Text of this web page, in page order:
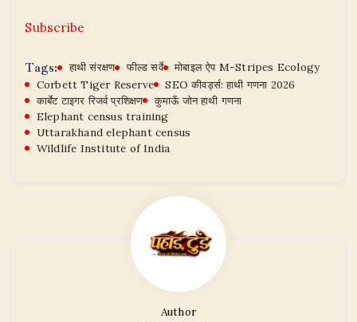
Subscribe
Tags: हाथी संरक्षण फील्ड सर्वे
मोबाइल ऐप M-Stripes Ecology
Corbett Tiger Reserve
SEO कीवर्ड्स: हाथी गणना 2026
कार्बेट टाइगर रिजर्व प्रशिक्षण
कुमाऊँ जोन हाथी गणना
Elephant census training
Uttarakhand elephant census
Wildlife Institute of India
Author